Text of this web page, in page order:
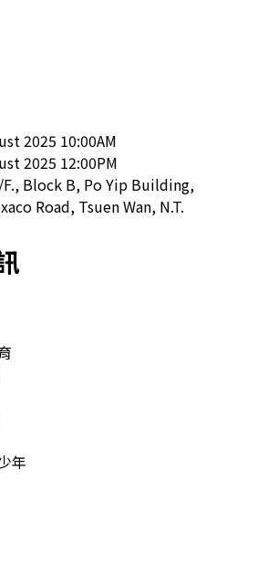
2025 10:00AM
2025 12:00PM
Road, Tsuen Wan, N.T.
年